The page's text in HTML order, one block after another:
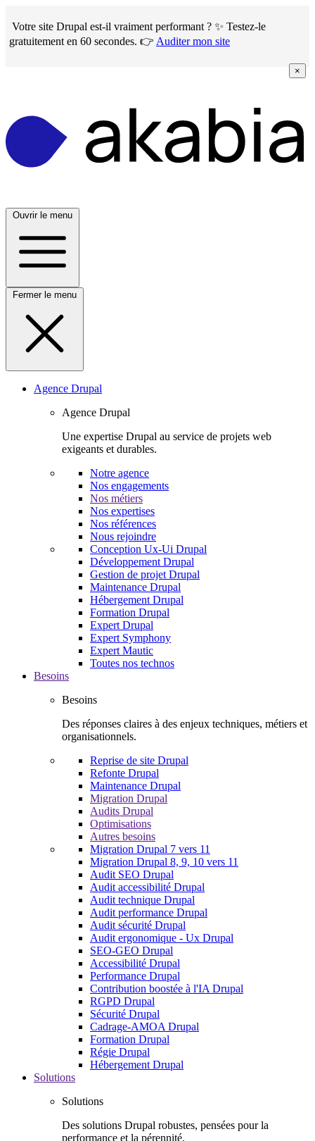
to
main
content
Votre site Drupal est-il vraiment performant ? ✨ Testez-le
gratuitement en 60 secondes. 👉 Auditer mon site
×
Ouvrir le menu
Fermer le menu
Agence Drupal
Agence Drupal
Une expertise Drupal au service de projets web
exigeants et durables.
Notre agence
Nos engagements
Nos métiers
Nos expertises
Nos références
Nous rejoindre
Conception Ux-Ui Drupal
Développement Drupal
Gestion de projet Drupal
Maintenance Drupal
Hébergement Drupal
Formation Drupal
Expert Drupal
Expert Symphony
Expert Mautic
Toutes nos technos
Besoins
Besoins
Des réponses claires à des enjeux techniques, métiers et
organisationnels.
Reprise de site Drupal
Refonte Drupal
Maintenance Drupal
Migration Drupal
Audits Drupal
Optimisations
Autres besoins
Migration Drupal 7 vers 11
Migration Drupal 8, 9, 10 vers 11
Audit SEO Drupal
Audit accessibilité Drupal
Audit technique Drupal
Audit performance Drupal
Audit sécurité Drupal
Audit ergonomique - Ux Drupal
SEO-GEO Drupal
Accessibilité Drupal
Performance Drupal
Contribution boostée à l'IA Drupal
RGPD Drupal
Sécurité Drupal
Cadrage-AMOA Drupal
Formation Drupal
Régie Drupal
Hébergement Drupal
Solutions
Solutions
Des solutions Drupal robustes, pensées pour la
performance et la pérennité.